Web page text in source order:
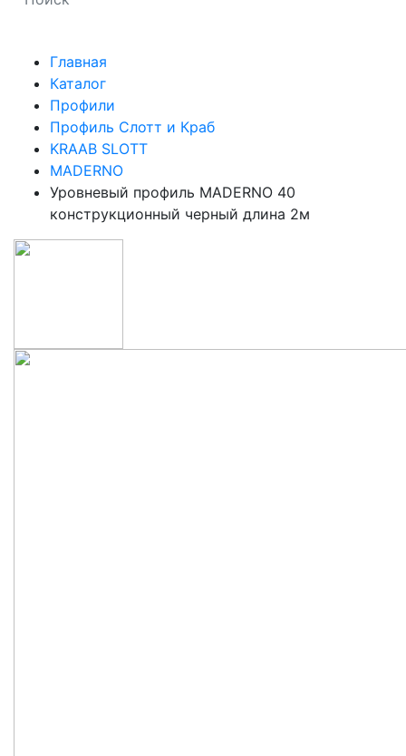
Главная
Каталог
Профили
Профиль Слотт и Краб
KRAAB SLOTT
MADERNO
Уровневый профиль MADERNO 40
конструкционный черный длина 2м